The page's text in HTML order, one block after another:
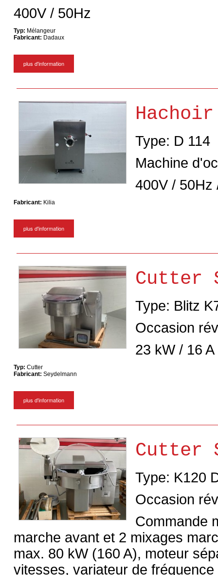
400V / 50Hz
Typ: Mélangeur
Fabricant: Dadaux
plus d'information
Type: D
Machine
400V / 50Hz
Fabricant: Kilia
plus d'information
Cutter
Type: Blitz
Occasion
23 kW / 16 A
Typ: Cutter
Fabricant: Seydelmann
plus d'information
Cutter
Type: K120
Occasion
Commande
marche avant et 2 mixages
max. 80 kW (160 A), moteur
vitesses, variateur de